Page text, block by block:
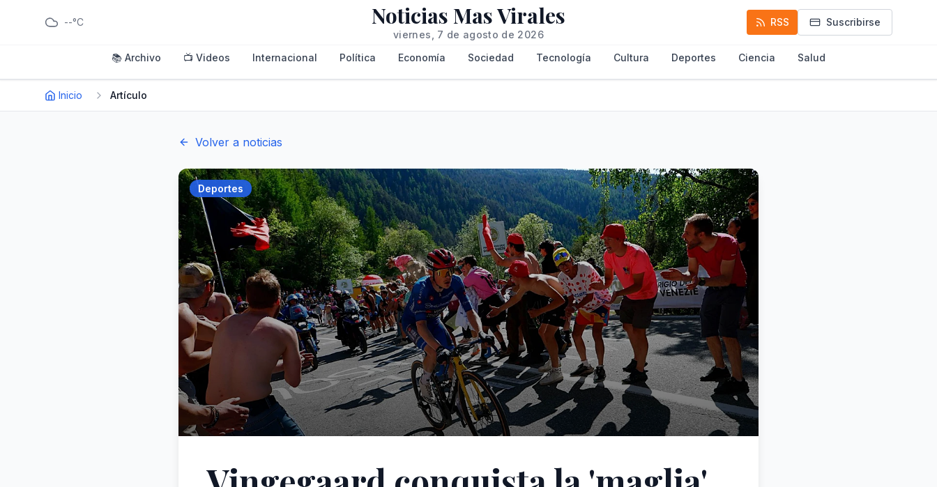
--°C Noticias Mas Virales
viernes, 7 de agosto de 2026
RSS Suscribirse
📚 Archivo 📺 Videos Internacional Política Economía Sociedad Tecnología Cultura Deportes Ciencia Salud
Inicio Artículo
Volver a noticias
Deportes